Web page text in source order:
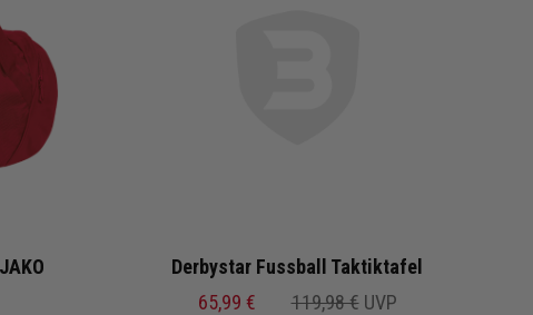
Derbystar Fussball Taktiktafel
65,99 €
119,98 € UVP